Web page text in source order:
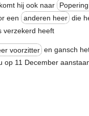
hij ook naar
een
anderen heer die
verzekerd heeft
voorzitter en gansch
op 11 December